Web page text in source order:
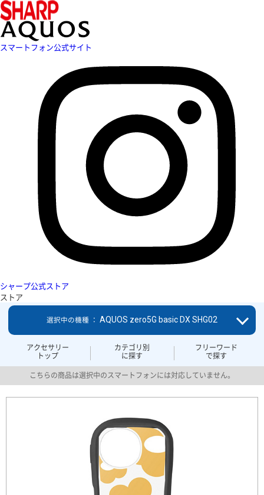
スマートフォン公式サイト
シャープ公式ストア
ストア
アクセサリー
トップ
カテゴリ別
に探す
フリーワード
で探す
選択中の機種 ： AQUOS zero5G basic DX SHG02
こちらの商品は選択中のスマートフォンには対応していません。